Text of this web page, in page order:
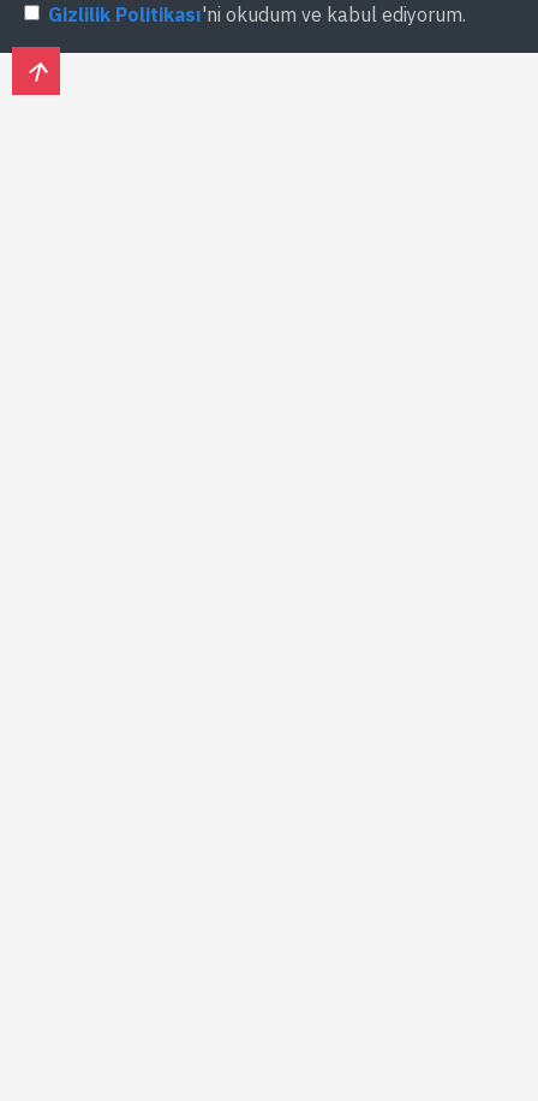
Gizlilik Politikası'ni okudum ve kabul ediyorum.